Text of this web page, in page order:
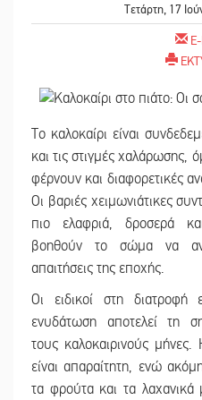
Τετάρτη, 17
Το καλοκαίρι είναι
και τις στιγμές χαλάρωσης,
φέρνουν και διαφορετικές
Οι βαριές χειμωνιάτικες
πιο ελαφριά, δροσερά
βοηθούν το σώμα να
απαιτήσεις της εποχής.
Οι ειδικοί στη διατροφή
ενυδάτωση αποτελεί τη
τους καλοκαιρινούς
είναι απαραίτητη, ενώ
τα φρούτα και τα λαχανικά